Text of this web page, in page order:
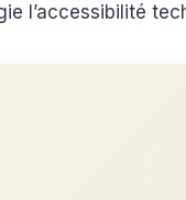
l’accessibilité